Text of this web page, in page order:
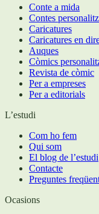
Conte a mida
Contes
Caricatures
Caricatures en
Auques
Còmics
Revista de còmic
Per a empreses
Per a editorials
L’estudi
Com ho fem
Qui som
El blog de l’estudi
Contacte
Preguntes
Ocasions